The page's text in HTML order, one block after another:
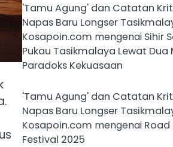
'Tamu Agung' dan Catatan
Napas Baru Longser
Kosapoin.com mengenai Sihir
Pukau Tasikmalaya Lewat Dua
Paradoks Kekuasaan
'Tamu Agung' dan Catatan
Napas Baru Longser
Kosapoin.com mengenai
Festival 2025